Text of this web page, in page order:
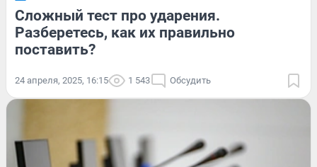
Сложный тест про ударения.
Разберетесь, как их правильно
поставить?
24 апреля, 2025, 16:15 1 543 Обсудить